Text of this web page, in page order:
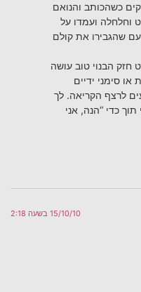
כשהכותב והנואם
וחלחלה ועמדו על
שהגבירו את קולם
חזק הבנוי טוב עושה
סימני ידיים
לרצף הקריאה. לך
כדי “הנה, אני
15/10/10 בשעה 2:18